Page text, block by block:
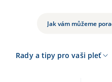
Rady a tipy pro vaši pleť